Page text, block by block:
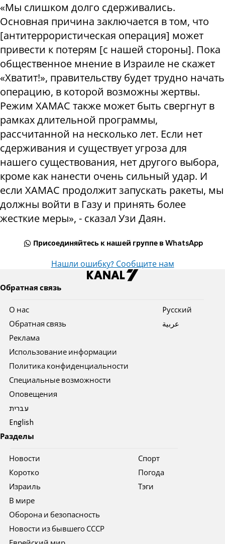
«Мы слишком долго сдерживались.
Основная причина заключается в том, что
[антитеррористическая операция] может
привести к потерям [с нашей стороны]. Пока
общественное мнение в Израиле не скажет
«Хватит!», правительству будет трудно начать
операцию, в которой возможны жертвы.
Режим ХАМАС также может быть свергнут в
рамках длительной программы,
рассчитанной на несколько лет. Если нет
сдерживания и существует угроза для
нашего существования, нет другого выбора,
кроме как нанести очень сильный удар. И
если ХАМАС продолжит запускать ракеты, мы
должны войти в Газу и принять более
жесткие меры», - сказал Узи Даян.
Присоединяйтесь к нашей группе в WhatsApp
Нашли ошибку? Сообщите нам
Обратная связь
О нас
Обратная связь
Реклама
Использование информации
Политика конфиденциальности
Специальные возможности
Оповещения
עברית
English
Pусский
عربية
Разделы
Новости
Коротко
Израиль
В мире
Оборона и безопасность
Новости из бывшего СССР
Спорт
Погода
Тэги